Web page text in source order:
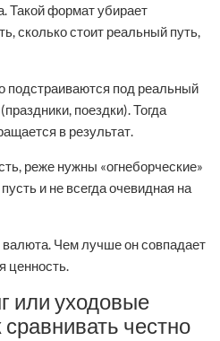
Такой формат убирает
сколько стоит реальный путь,
подстраиваются под реальный
поездки). Тогда
в результат.
реже нужны «огнеборческие»
и не всегда очевидная на
Чем лучше он совпадает
ценность.
или уходовые
честно